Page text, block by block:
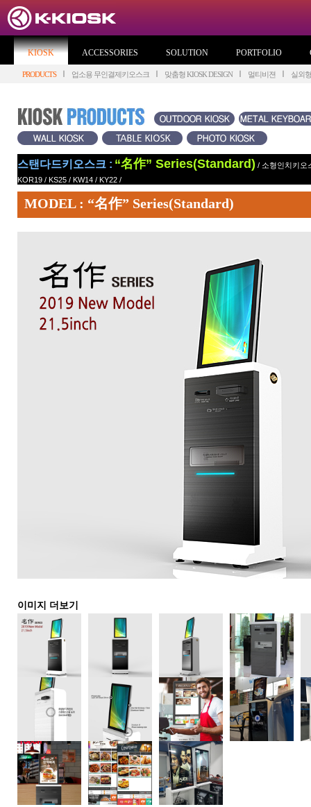
KIOSK ACCESSORIES SOLUTION PORTFOLIO
PRODUCTS 업소용 무인결제키오스크 맞춤형 KIOSK DESIGN 멀티비젼 실외
스탠다드키오스크 : “名作” Series(Standard) / 소형인치키오
KOR19 / KS25 / KW14 / KY22 /
MODEL : “名作” Series(Standard)
이미지 더보기